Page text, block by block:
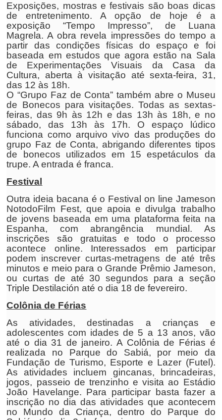
Exposições, mostras e festivais são boas dicas
de entretenimento. A opção de hoje é a
exposição “Tempo Impresso”, de Luana
Magrela. A obra revela impressões do tempo a
partir das condições físicas do espaço e foi
baseada em estudos que agora estão na Sala
de Experimentações Visuais da Casa da
Cultura, aberta à visitação até sexta-feira, 31,
das 12 às 18h.
O “Grupo Faz de Conta” também abre o Museu
de Bonecos para visitações. Todas as sextas-
feiras, das 9h às 12h e das 13h às 18h, e no
sábado, das 13h às 17h. O espaço lúdico
funciona como arquivo vivo das produções do
grupo Faz de Conta, abrigando diferentes tipos
de bonecos utilizados em 15 espetáculos da
trupe. A entrada é franca.
Festival
Outra ideia bacana é o Festival on line Jameson
NotodoFilm Fest, que apoia e divulga trabalho
de jovens baseada em uma plataforma feita na
Espanha, com abrangência mundial. As
inscrições são gratuitas e todo o processo
acontece online. Interessados em participar
podem inscrever curtas-metragens de até três
minutos e meio para o Grande Prêmio Jameson,
ou curtas de até 30 segundos para a seção
Triple Destilación até o dia 18 de fevereiro.
Colônia de Férias
As atividades, destinadas a crianças e
adolescentes com idades de 5 a 13 anos, vão
até o dia 31 de janeiro. A Colônia de Férias é
realizada no Parque do Sabiá, por meio da
Fundação de Turismo, Esporte e Lazer (Futel).
As atividades incluem gincanas, brincadeiras,
jogos, passeio de trenzinho e visita ao Estádio
João Havelange. Para participar basta fazer a
inscrição no dia das atividades que acontecem
no Mundo da Criança, dentro do Parque do